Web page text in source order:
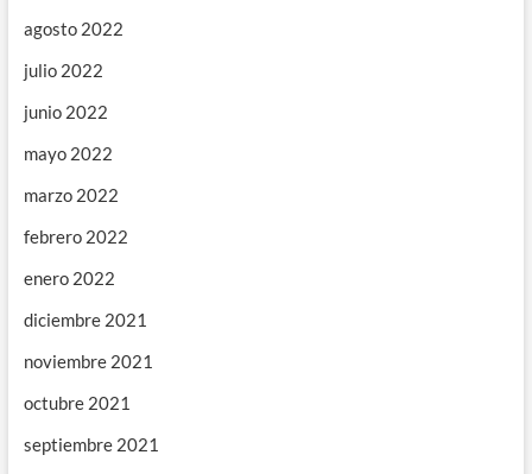
agosto 2022
julio 2022
junio 2022
mayo 2022
marzo 2022
febrero 2022
enero 2022
diciembre 2021
noviembre 2021
octubre 2021
septiembre 2021